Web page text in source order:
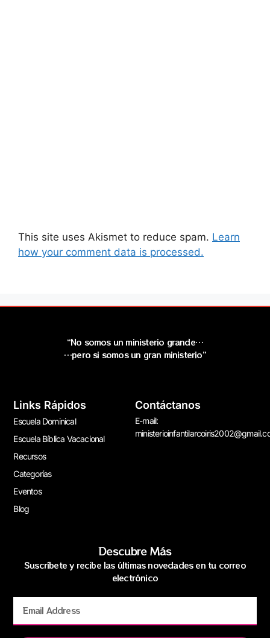
This site uses Akismet to reduce spam. Learn
how your comment data is processed.
“No somos un ministerio grande…
…pero si somos un gran ministerio”
Links Rápidos
Escuela Dominical
Escuela Bíblica Vacacional
Recursos
Categorías
Eventos
Blog
Contáctanos
E-mail:
Descubre Más
Suscríbete y recibe las últimas novedades en tu correo
electrónico